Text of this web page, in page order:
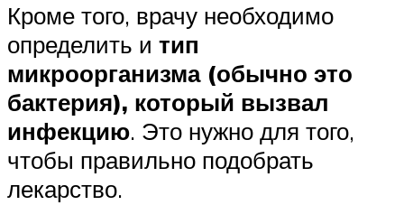
Кроме того, врачу необходимо
определить и тип
микроорганизма (обычно это
бактерия), который вызвал
инфекцию. Это нужно для того,
чтобы правильно подобрать
лекарство.